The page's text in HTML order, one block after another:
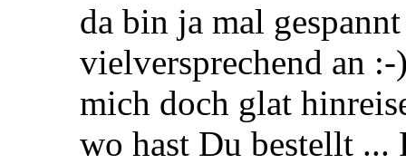
da bin ja mal
vielversprechend an
mich doch glat
wo hast Du bestellt ...